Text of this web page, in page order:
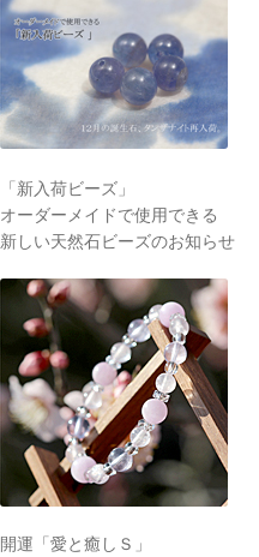
「新入荷ビーズ」
オーダーメイドで使用できる
新しい天然石ビーズのお知らせ
開運「愛と癒しＳ」